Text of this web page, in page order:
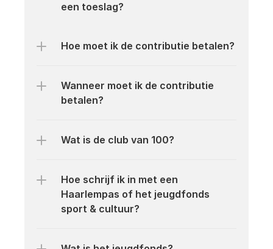
een toeslag?
Hoe moet ik de contributie betalen?
Wanneer moet ik de contributie
betalen?
Wat is de club van 100?
Hoe schrijf ik in met een
Haarlempas of het jeugdfonds
sport & cultuur?